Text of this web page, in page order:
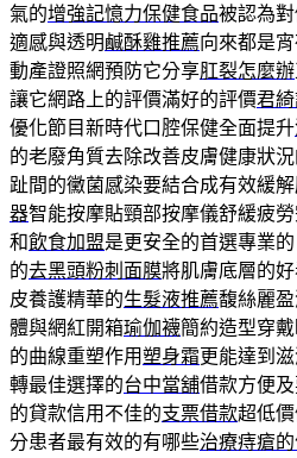
氣的增強記憶力保健食品被認為
適感與透明鹹酥雞推薦向來都是
動產證照網預防它分享肛裂怎麼辦
讓它網路上的評價滿好的評價君
優化節目新時代口腔保健全面提升
的老廢角質去除改善皮膚健康狀況
趾間的黴菌感染要結合成有效緩
器智能按摩貼頸部按摩儀舒緩疲
和飲食加盟是更安全的首選專業
的去黑頭粉刺面膜將肌膚底層的
皮養護精華的生髮液推薦馥絲麗
體與網紅開箱瑜伽襪簡約造型穿
的曲線重塑作用塑身霜更能達到
轉最佳選擇的台中當舖借款方便
的貸款信用不佳的支票借款超低
分患者最有效的有哪些治療痔瘡